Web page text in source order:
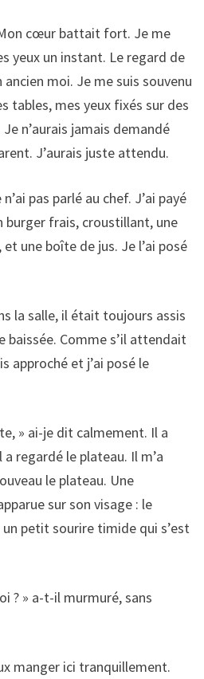
cœur battait fort. Je me
yeux un instant. Le regard de
moi. Je me suis souvenu
tables, mes yeux fixés sur des
n’aurais jamais demandé
J’aurais juste attendu.
pas parlé au chef. J’ai payé
burger frais, croustillant, une
une boîte de jus. Je l’ai posé
la salle, il était toujours assis
Comme s’il attendait
approché et j’ai posé le
» ai-je dit calmement. Il a
regardé le plateau. Il m’a
le plateau. Une
sur son visage : le
petit sourire timide qui s’est
? » a-t-il murmuré, sans
manger ici tranquillement.